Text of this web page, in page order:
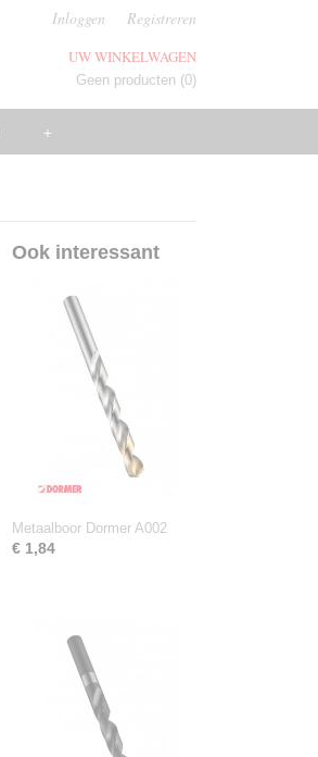
Inloggen Registreren
UW WINKELWAGEN
Geen producten (0)
+
Ook interessant
Metaalboor Dormer A002
€ 1,84